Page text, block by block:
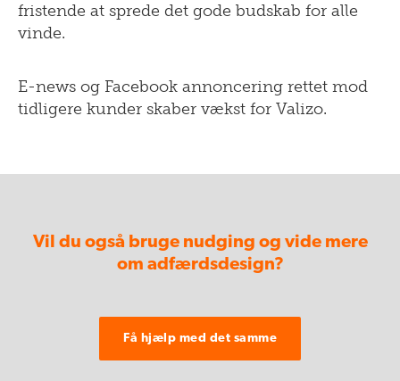
fristende at sprede det gode budskab for alle
vinde.
E-news og Facebook annoncering rettet mod
tidligere kunder skaber vækst for Valizo.
Vil du også bruge nudging og vide mere
om adfærdsdesign?
Få hjælp med det samme